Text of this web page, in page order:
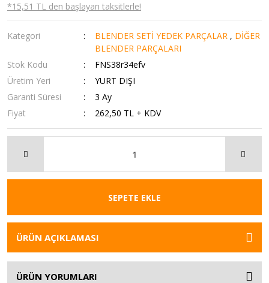
*15,51 TL den başlayan taksitlerle!
Kategori BLENDER SETİ YEDEK PARÇALAR , DİĞER
BLENDER PARÇALARI
Stok Kodu
FNS38r34efv
Üretim Yeri
YURT DIŞI
Garanti Süresi
3 Ay
Fiyat
262,50 TL + KDV
SEPETE EKLE
ÜRÜN AÇIKLAMASI
ÜRÜN YORUMLARI